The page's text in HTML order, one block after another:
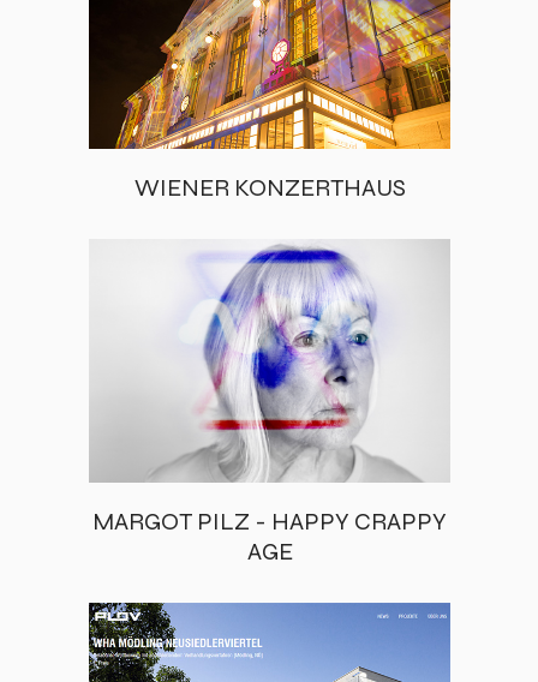
WIENER KONZERTHAUS
MARGOT PILZ - HAPPY CRAPPY
AGE